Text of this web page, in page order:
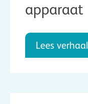
apparaat
Lees verhaal